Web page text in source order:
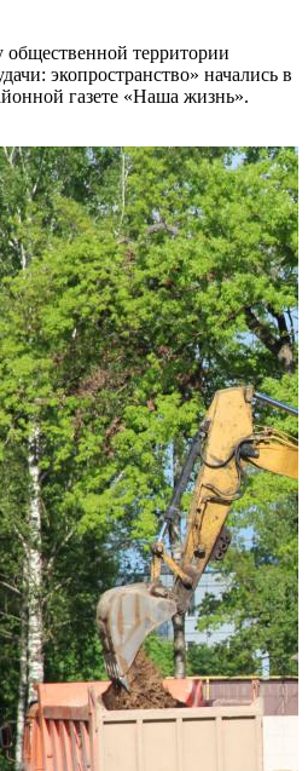
общественной территории
экопространство» начались в
газете «Наша жизнь».